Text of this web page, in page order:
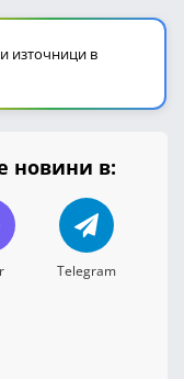
източници в
новини в:
Telegram